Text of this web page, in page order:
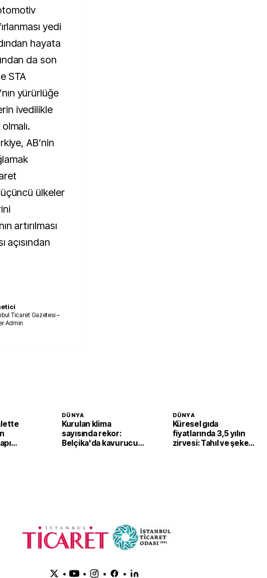
yedi
hayata
da son
STA
yürürlüğe
ivedilikle
AB’nin
ülkeler
artırılması
açısından
Ticaret Gazetesi –
Admin
DÜNYA
Kurulan klima
sayısında rekor:
Belçika'da kavurucu
DÜNYA
Küresel gıda
fiyatlarında 3,5 yılın
zirvesi: Tahıl ve şeker
• • • •